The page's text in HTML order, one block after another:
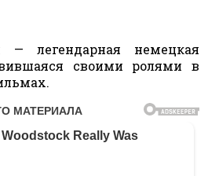
легендарная немецкая
своими ролями в